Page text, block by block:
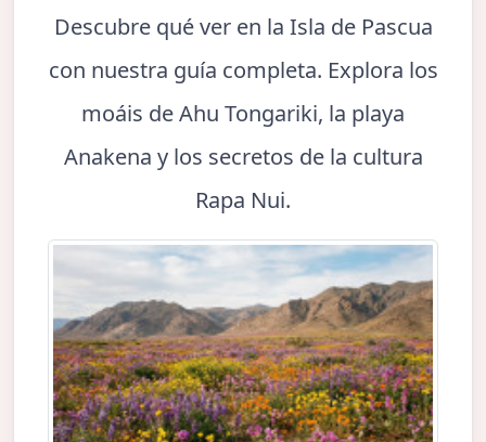
Descubre qué ver en la Isla de Pascua
con nuestra guía completa. Explora los
moáis de Ahu Tongariki, la playa
Anakena y los secretos de la cultura
Rapa Nui.